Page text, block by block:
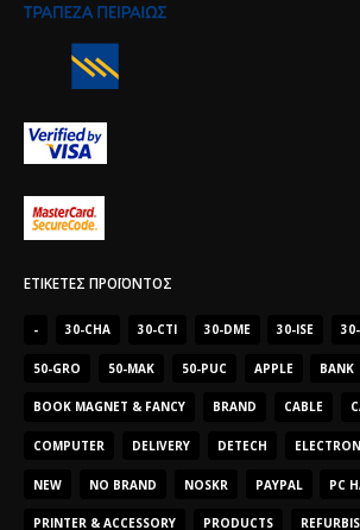
ΕΤΙΚΈΤΕΣ ΠΡΟΪΌΝΤΟΣ
- 30-CHA 30-CTI 30-DME 30-ISE
50-GRO 50-MAK 50-PUC APPLE BANK
BOOK MAGNET & FANCY BRAND CABLE
COMPUTER DELIVERY DETECH
NEW NO BRAND NOSKR PAYPAL PC
PRINTER & ACCESSORY PRODUCTS